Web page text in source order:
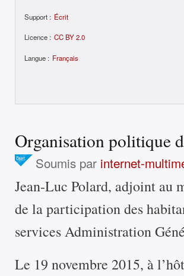
Support : Écrit
Licence : CC BY 2.0
Langue : Français
Organisation politique
Soumis par internet-
Jean-Luc Polard, adjoint au
de la participation des
services Administration
Le 19 novembre 2015, à